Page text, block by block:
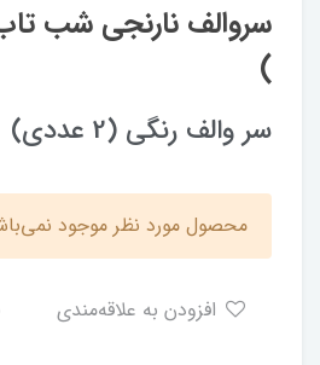
سروالف نارنجی شب
)
سر والف رنگی (2 عددی)
محصول مورد نظر موجود